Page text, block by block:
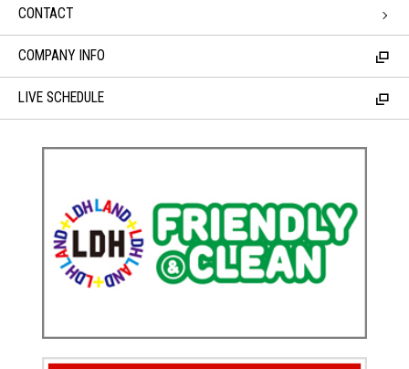
CONTACT
COMPANY INFO
LIVE SCHEDULE